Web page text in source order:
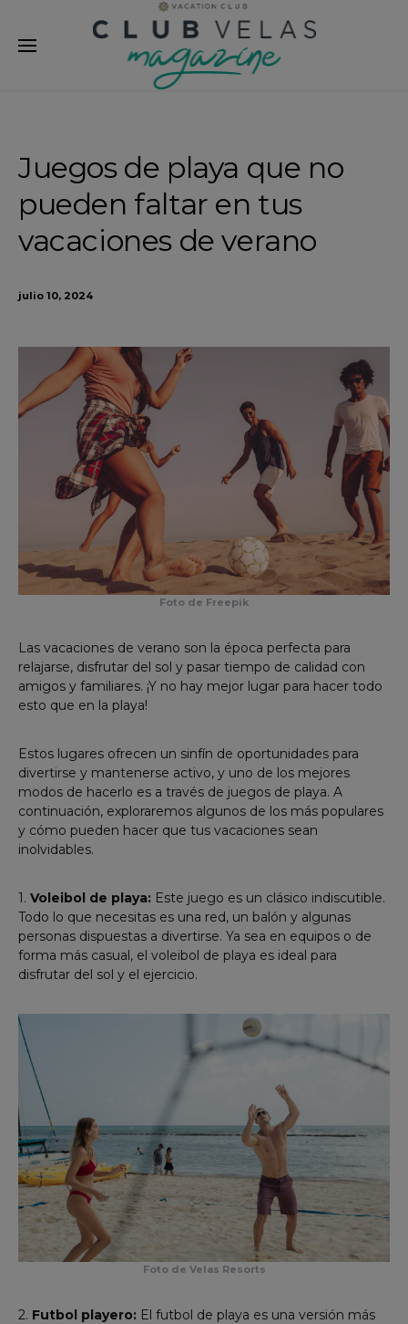
Juegos de playa que no
pueden faltar en tus
vacaciones de verano
julio 10, 2024
Foto de Freepik
Las vacaciones de verano son la época perfecta para
relajarse, disfrutar del sol y pasar tiempo de calidad con
amigos y familiares. ¡Y no hay mejor lugar para hacer todo
esto que en la playa!
Estos lugares ofrecen un sinfín de oportunidades para
divertirse y mantenerse activo, y uno de los mejores
modos de hacerlo es a través de juegos de playa. A
continuación, exploraremos algunos de los más populares
y cómo pueden hacer que tus vacaciones sean
inolvidables.
1. Voleibol de playa: Este juego es un clásico indiscutible.
Todo lo que necesitas es una red, un balón y algunas
personas dispuestas a divertirse. Ya sea en equipos o de
forma más casual, el voleibol de playa es ideal para
disfrutar del sol y el ejercicio.
Foto de Velas Resorts
2. Futbol playero: El futbol de playa es una versión más
modal-check